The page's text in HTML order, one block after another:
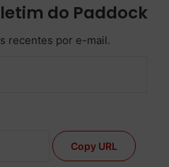
do Paddock
recentes por e-mail.
Copy URL